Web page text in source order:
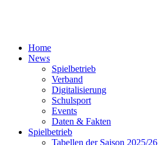
Home
News
Spielbetrieb
Verband
Digitalisierung
Schulsport
Events
Daten & Fakten
Spielbetrieb
Tabellen der Saison 2025/26